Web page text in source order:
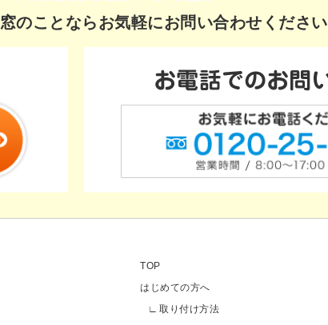
窓のことならお気軽にお問い合わせください
TOP
はじめての方へ
取り付け方法